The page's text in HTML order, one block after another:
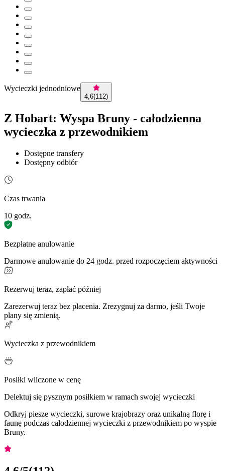
Wycieczki jednodniowe
4,6(112)
Z Hobart: Wyspa Bruny - całodzienna
wycieczka z przewodnikiem
Dostępne transfery
Dostępny odbiór
Czas trwania
10 godz.
Bezpłatne anulowanie
Darmowe anulowanie do 24 godz. przed rozpoczęciem aktywności
Rezerwuj teraz, zapłać później
Zarezerwuj teraz bez płacenia. Zrezygnuj za darmo, jeśli Twoje
plany się zmienią.
Wycieczka z przewodnikiem
Posiłki wliczone w cenę
Delektuj się pysznym posiłkiem w ramach swojej wycieczki
Odkryj piesze wycieczki, surowe krajobrazy oraz unikalną florę i
faunę podczas całodziennej wycieczki z przewodnikiem po wyspie
Bruny.